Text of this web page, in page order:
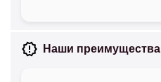
Наши преимущества